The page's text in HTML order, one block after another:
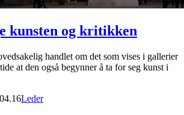
kunsten og kritikken
handlet om det som vises i gallerier
at den også begynner å ta for seg kunst i
Leder